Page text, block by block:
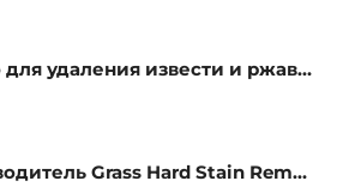
Средство для удаления извести и ржавчины Grass Gloss-Gel, 500мл
Пятновыводитель Grass Hard Stain Remover, 600мл